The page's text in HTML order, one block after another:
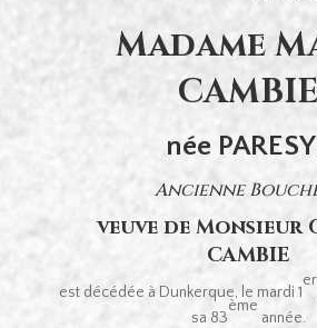
Madame
CAMBIE
née
Ancienne
veuve de Monsieur
CAMBIE
est décédée à Dunkerque, le mardi 1
er
sa 83
ème
année.